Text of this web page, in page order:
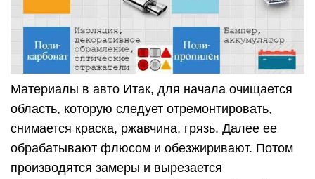
Материалы в авто Итак, для начала очищается
область, которую следует отремонтировать,
снимается краска, ржавчина, грязь. Далее ее
обрабатывают флюсом и обезжиривают. Потом
производятся замеры и вырезается